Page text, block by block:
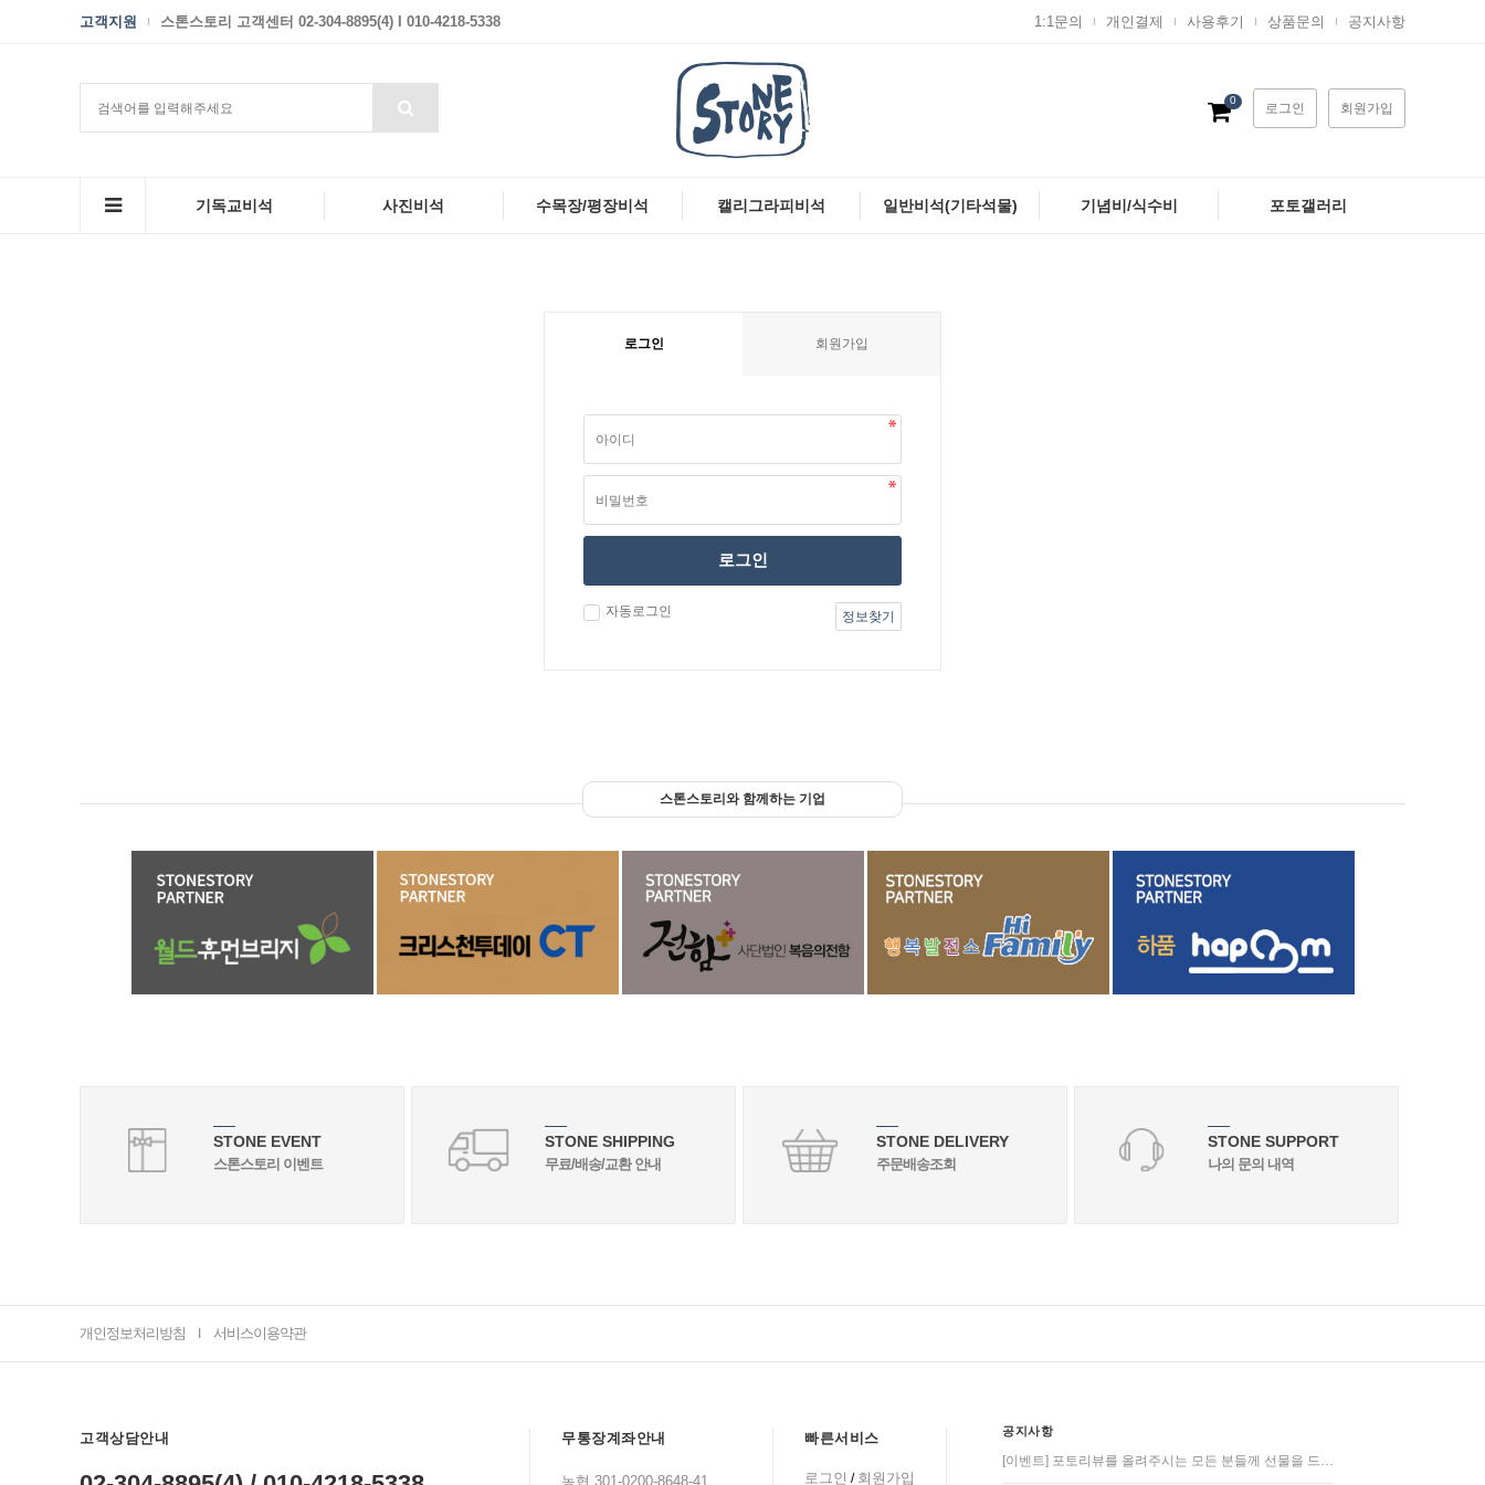
고객지원 스톤스토리 고객센터 02-304-8895(4) I 010-4218-5338 1:1문의 개인결제 사용후기 상품문의 공지사항
0
로그인 회원가입
기독교비석 사진비석 수목장/평장비석 캘리그라피비석 일반비석(기타석물) 기념비/식수비 포토갤러리
로그인 회원가입
로그인
자동로그인 정보찾기
스톤스토리와 함께하는 기업
STONE EVENT
스톤스토리 이벤트
STONE SHIPPING
무료/배송/교환 안내
STONE DELIVERY
주문배송조회
STONE SUPPORT
나의 문의 내역
개인정보처리방침 서비스이용약관
고객상담안내 무통장계좌안내
농협 301-0200-8648-41
빠른서비스
로그인 / 회원가입
공지사항
[이벤트] 포토리뷰를 올려주시는 모든 분들께 선물을 드…